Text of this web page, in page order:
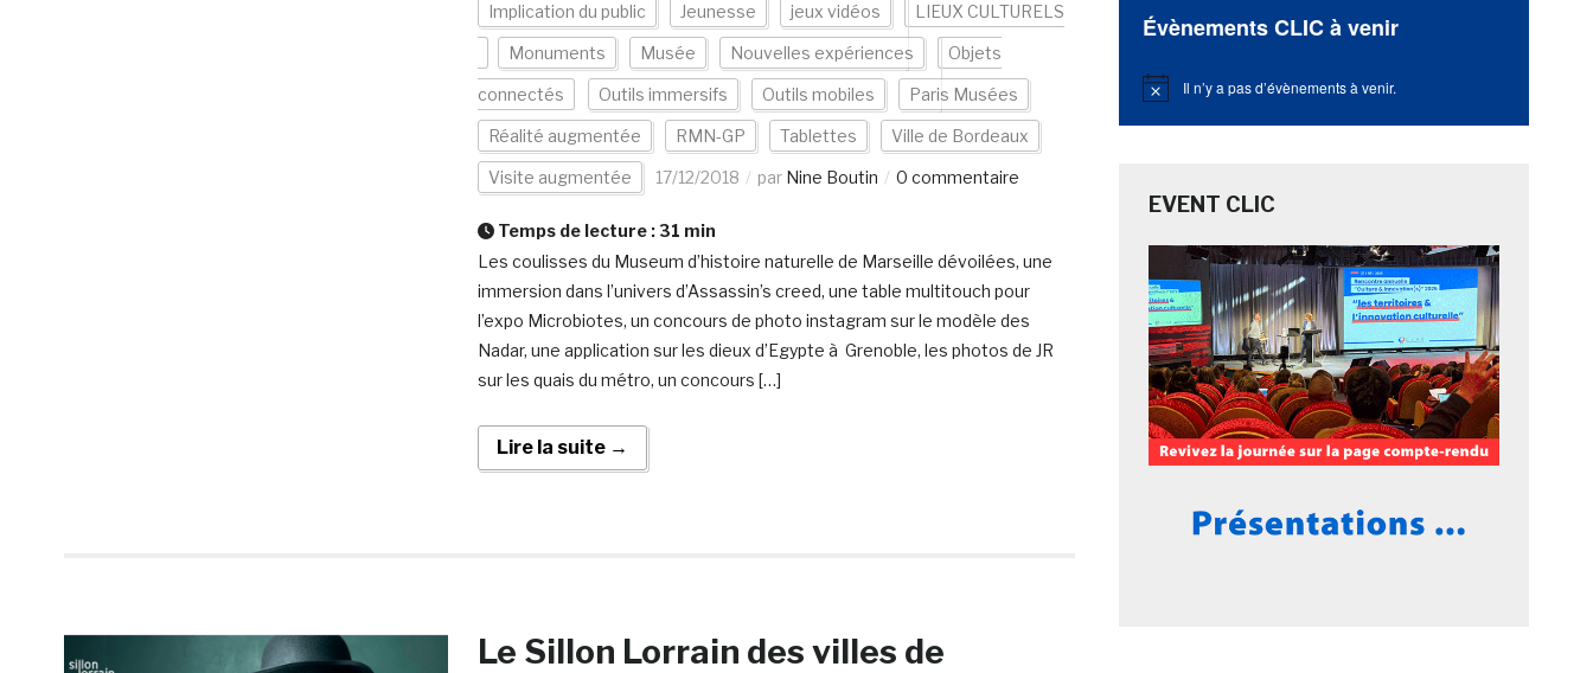
Implication du public Jeunesse jeux vidéos LIEUX CULTURELS
Monuments Musée Nouvelles expériences Objets
connectés Outils immersifs Outils mobiles Paris Musées
Réalité augmentée RMN-GP Tablettes Ville de Bordeaux
Visite augmentée 17/12/2018 par Nine Boutin 0 commentaire
Temps de lecture : 31 min
Les coulisses du Museum d’histoire naturelle de Marseille dévoilées, une
immersion dans l’univers d’Assassin’s creed, une table multitouch pour
l’expo Microbiotes, un concours de photo instagram sur le modèle des
Nadar, une application sur les dieux d’Egypte à Grenoble, les photos de JR
sur les quais du métro, un concours […]
Lire la suite →
Le Sillon Lorrain des villes de
Évènements CLIC à venir
Notice Il n’y a pas d’évènements à venir.
EVENT CLIC